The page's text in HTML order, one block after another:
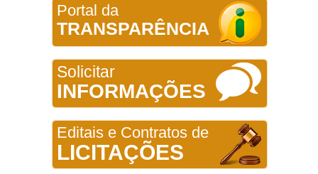
Portal da
TRANSPARÊNCIA
Solicitar
INFORMAÇÕES
Editais e Contratos de
LICITAÇÕES